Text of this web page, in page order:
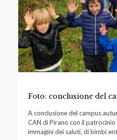
Foto: conclusione del
A conclusione del campus
CAN di Pirano con il
immagini dei saluti, di bimbi